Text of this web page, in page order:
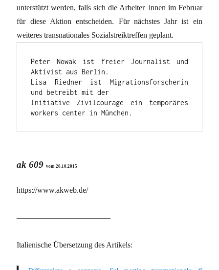
unterstützt werden, falls sich die Arbeiter_innen im Februar
für diese Aktion entscheiden. Für nächstes Jahr ist ein
weiteres transnationales Sozialstreiktreffen geplant.
Peter Nowak ist freier Journalist und
Aktivist aus Berlin.
Lisa Riedner ist Migrationsforscherin
und betreibt mit der
Initiative Zivilcourage ein temporäres
workers center in München.
ak 609 vom 20.10.2015
https://www.akweb.de/
————————————
Italienische Übersetzung des Artikels: